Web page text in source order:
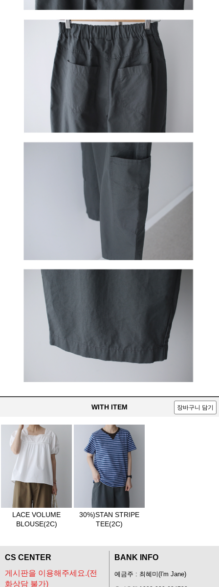
WITH ITEM 장바구니 담기
LACE VOLUME
BLOUSE(2C)
30%)STAN STRIPE
TEE(2C)
CS CENTER
게시판을 이용해주세요.(전
화상담 불가)
BANK INFO
예금주 : 최혜미(I'm Jane)